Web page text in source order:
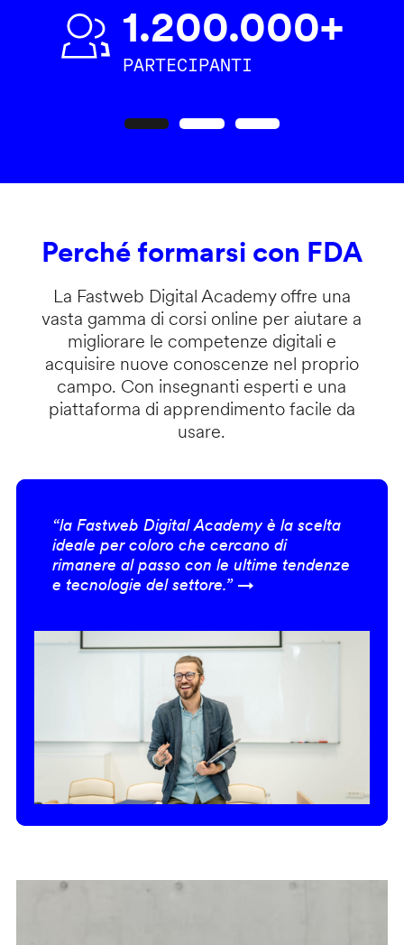
1.200.000+
PARTECIPANTI
Perché formarsi con FDA
La Fastweb Digital Academy offre una
vasta gamma di corsi online per aiutare a
migliorare le competenze digitali e
acquisire nuove conoscenze nel proprio
campo. Con insegnanti esperti e una
piattaforma di apprendimento facile da
usare.
“la Fastweb Digital Academy è la scelta
ideale per coloro che cercano di
rimanere al passo con le ultime tendenze
e tecnologie del settore.” →